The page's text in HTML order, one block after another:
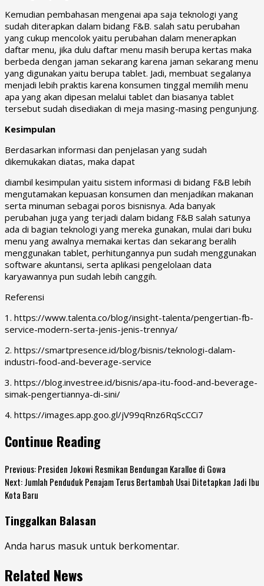
Kemudian pembahasan mengenai apa saja teknologi yang
sudah diterapkan dalam bidang F&B. salah satu perubahan
yang cukup mencolok yaitu perubahan dalam menerapkan
daftar menu, jika dulu daftar menu masih berupa kertas maka
berbeda dengan jaman sekarang karena jaman sekarang menu
yang digunakan yaitu berupa tablet. Jadi, membuat segalanya
menjadi lebih praktis karena konsumen tinggal memilih menu
apa yang akan dipesan melalui tablet dan biasanya tablet
tersebut sudah disediakan di meja masing-masing pengunjung.
Kesimpulan
Berdasarkan informasi dan penjelasan yang sudah
dikemukakan diatas, maka dapat
diambil kesimpulan yaitu sistem informasi di bidang F&B lebih
mengutamakan kepuasan konsumen dan menjadikan makanan
serta minuman sebagai poros bisnisnya. Ada banyak
perubahan juga yang terjadi dalam bidang F&B salah satunya
ada di bagian teknologi yang mereka gunakan, mulai dari buku
menu yang awalnya memakai kertas dan sekarang beralih
menggunakan tablet, perhitungannya pun sudah menggunakan
software akuntansi, serta aplikasi pengelolaan data
karyawannya pun sudah lebih canggih.
Referensi
1. https://www.talenta.co/blog/insight-talenta/pengertian-fb-
service-modern-serta-jenis-jenis-trennya/
2. https://smartpresence.id/blog/bisnis/teknologi-dalam-
industri-food-and-beverage-service
3. https://blog.investree.id/bisnis/apa-itu-food-and-beverage-
simak-pengertiannya-di-sini/
4. https://images.app.goo.gl/jV99qRnz6RqScCCi7
Continue Reading
Previous:Presiden Jokowi Resmikan Bendungan Karalloe di Gowa
Next:Jumlah Penduduk Penajam Terus Bertambah Usai Ditetapkan Jadi Ibu
Kota Baru
Tinggalkan Balasan
Anda harus masuk untuk berkomentar.
Related News